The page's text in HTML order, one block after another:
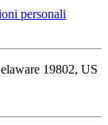
personali
19802, US